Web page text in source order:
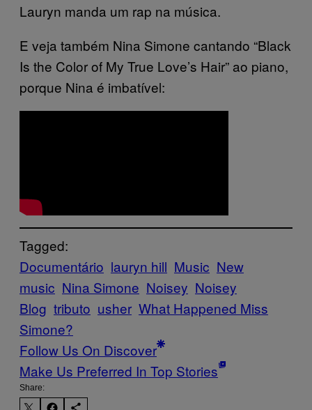
Lauryn manda um rap na música.
E veja também Nina Simone cantando “Black
Is the Color of My True Love’s Hair” ao piano,
porque Nina é imbatível:
Tagged:
Documentário lauryn hill Music New
music Nina Simone Noisey Noisey
Blog tributo usher What Happened Miss
Simone?
Follow Us On Discover
Make Us Preferred In Top Stories
Share: